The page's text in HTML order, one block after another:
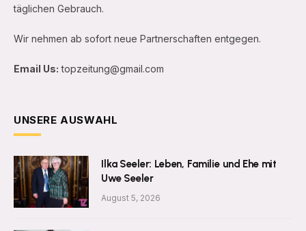
täglichen Gebrauch.
Wir nehmen ab sofort neue Partnerschaften entgegen.
Email Us: topzeitung@gmail.com
UNSERE AUSWAHL
Ilka Seeler: Leben, Familie und Ehe mit
Uwe Seeler
August 5, 2026